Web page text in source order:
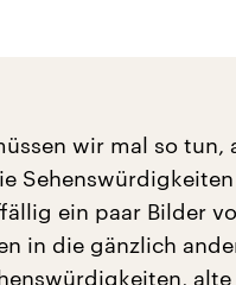
wir mal so
ein paar Bilder
in die gänzlich